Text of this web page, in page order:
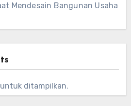
Mendesain Bangunan Usaha
ditampilkan.